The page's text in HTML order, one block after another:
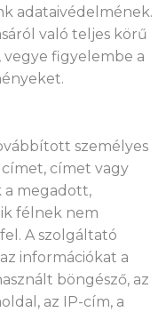
adataivédelmének.
való teljes körű
figyelembe a
személyes
címet vagy
a megadott,
félnek nem
A szolgáltató
információkat a
böngésző, az
az IP-cím, a